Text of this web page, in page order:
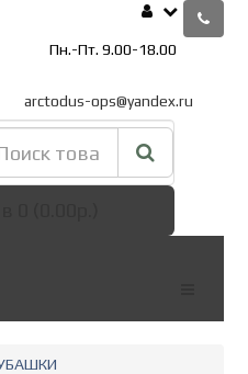
Пн.-Пт. 9.00-18.00
arctodus-ops@yandex.ru